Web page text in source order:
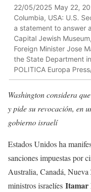
22/05/2025 May 22,
Columbia, USA: U.S.
a statement to answer
Capital Jewish
Foreign Minister Jose
the State Department
POLITICA Europa
Washington considera
y pide su revocación, en
gobierno israelí
Estados Unidos ha
sanciones impuestas por
Australia, Canadá,
ministros israelíes Itamar